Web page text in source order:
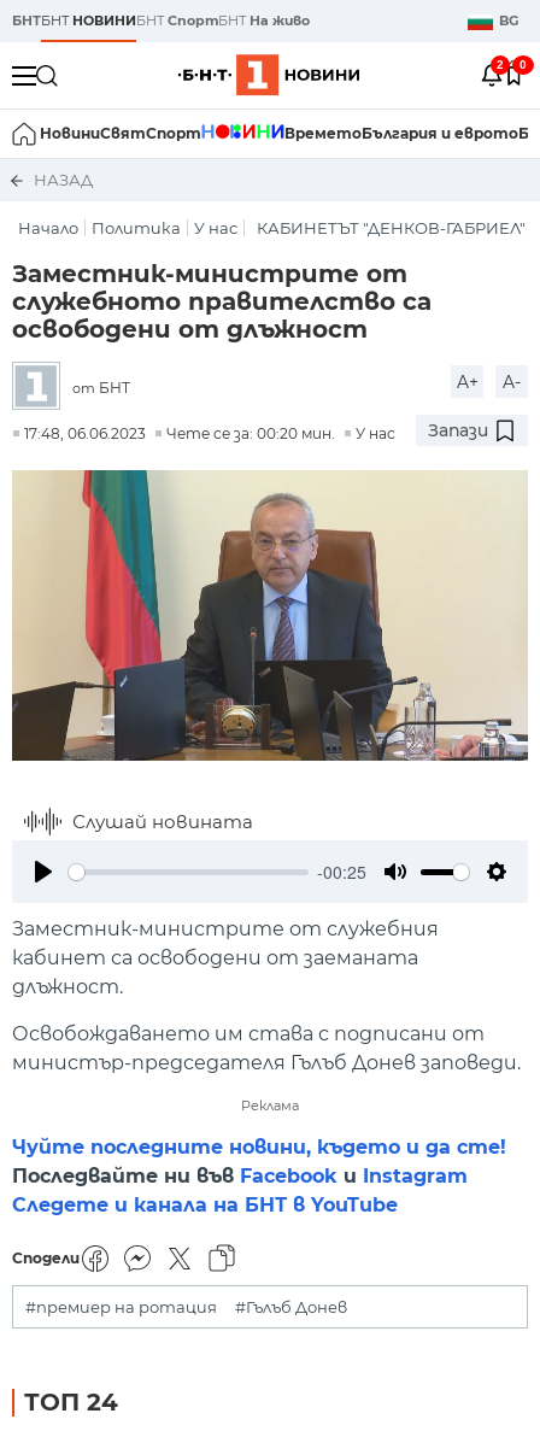
БНТБНТ НОВИНИБНТСпортБНТ На живо BG
2 0
НовиниСвятСпорт ВреметоБългария и еврото
НАЗАД
Начало Политика У нас КАБИНЕТЪТ "ДЕНКОВ-ГАБРИЕЛ"
Заместник-министрите от
служебното правителство са
освободени от длъжност
от БНТ A+ A-
17:48, 06.06.2023 Чете се за: 00:20 мин. У нас Запази
Слушай новината
-00:25
Заместник-министрите от служебния
кабинет са освободени от заеманата
длъжност.
Освобождаването им става с подписани от
министър-председателя Гълъб Донев заповеди.
Реклама
Чуйте последните новини, където и да сте!
Последвайте ни във Facebook и Instagram
Следете и канала на БНТ в YouTube
Сподели
#премиер на ротация #Гълъб Донев
ТОП 24